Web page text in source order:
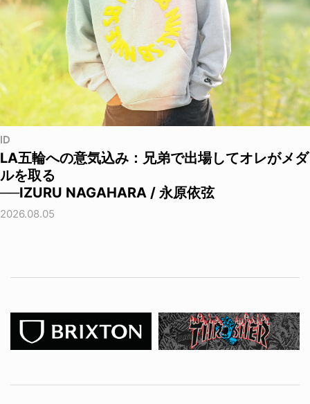
ID
LA五輪への意気込み：兄弟で出場してオレがメダ
ルを取る
──IZURU NAGAHARA / 永原依弦
2026.08.05